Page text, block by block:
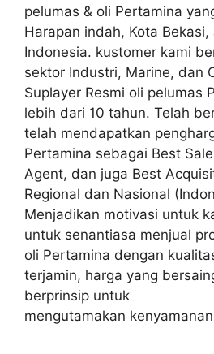
pelumas & oli Pertamina
Harapan indah, Kota
Indonesia. kustomer kami
sektor Industri, Marine, dan
Suplayer Resmi oli pelumas
lebih dari 10 tahun. Telah
telah mendapatkan
Pertamina sebagai Best
Agent, dan juga Best
Regional dan Nasional
Menjadikan motivasi untuk
untuk senantiasa menjual
oli Pertamina dengan
terjamin, harga yang
berprinsip untuk
mengutamakan